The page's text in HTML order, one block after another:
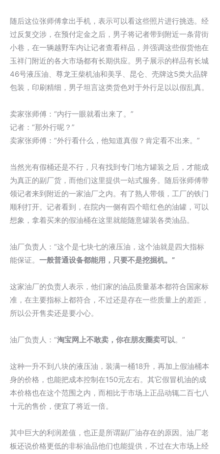
随后这位张师傅拿出手机，表示可以看这些照片进行挑选。经
过反复交涉，在预付定金之后，男子将记者带到附近一条背街
小巷，在一辆越野车内让记者查看样品，并强调这些假货他在
玉祥门附近的各大市场都有长期供应。男子展示的样品有长城
46号液压油、尊龙王柴机油和美孚、昆仑、壳牌这5类大品牌
包装，印刷精细，男子坦言这类货色对于外行足以以假乱真。
卖家张师傅：“内行一眼就看出来了。”
记者：“那外行呢？”
卖家张师傅：“外行看什么，他知道真假？肯定看不出来。”
当然光有假桶还是不行，只有找到专门地方罐装之后，才能成
为真正的副厂货，而他们这里提供一站式服务。随后张师傅带
领记者来到附近的一家油厂之内。有了熟人带领，工厂的铁门
顺利打开。记者看到，在院内一侧有四个暗红色的油罐，可以
想象，拿着买来的假油桶在这里就能随意罐装各类油品。
油厂负责人：“这个是七块七的液压油，这个油就是四大指标
能保证。 一般普通设备都能用，只要不是挖掘机。”
这家油厂的负责人表示，他们家的油品质量基本都符合国家标
准，在主要指标上都符合，不过还是存在一些质量上的差距，
所以公开售卖还是要小心。
油厂负责人：“淘宝网上不敢卖，你在朋友圈卖可以。”
这种一升不到八块的液压油，装满一桶18升，再加上假油桶本
身的价格，也能把成本控制在150元左右。其它假冒机油的成
本价格也在这个范围之内，而相比于市场上正品动辄二百七八
十元的售价，便宜了将近一倍。
其中巨大的利润差值，也正是所谓副厂油存在的原因。油厂老
板还说价格更低的非标油品他们也能提供，不过在大市场上经